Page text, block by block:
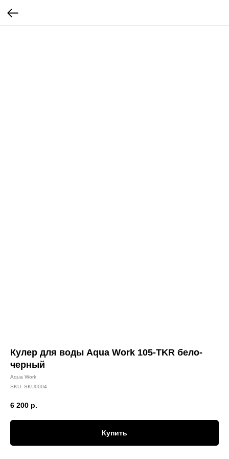
Кулер для воды Aqua Work 105-TKR бело-
черный
Aqua Work
SKU: SKU0004
6 200 р.
Купить